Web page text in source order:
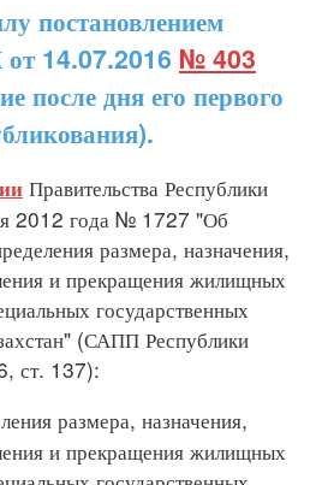
постановлением
от 14.07.2016 № 403
после дня его первого
Правительства Республики
2012 года № 1727 "Об
размера, назначения,
и прекращения жилищных
государственных
(САПП Республики
ст. 137):
размера, назначения,
и прекращения жилищных